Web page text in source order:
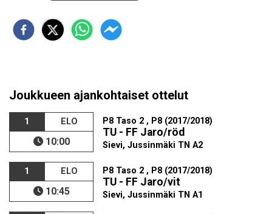
Joukkueen ajankohtaiset ottelut
1 ELO
10:00
P8 Taso 2 , P8 (2017/2018)
TU - FF Jaro/röd
Sievi, Jussinmäki TN A2
1 ELO
10:45
P8 Taso 2 , P8 (2017/2018)
TU - FF Jaro/vit
Sievi, Jussinmäki TN A1